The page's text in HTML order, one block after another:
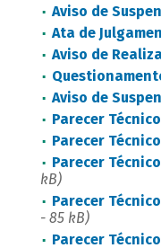
Aviso de
Ata de
Aviso de
Aviso de
Parecer
Parecer
Parecer
kB)
Parecer
- 85 kB)
Parecer